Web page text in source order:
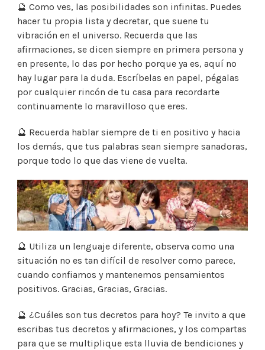
🔮 Como ves, las posibilidades son infinitas. Puedes
hacer tu propia lista y decretar, que suene tu
vibración en el universo. Recuerda que las
afirmaciones, se dicen siempre en primera persona y
en presente, lo das por hecho porque ya es, aquí no
hay lugar para la duda. Escríbelas en papel, pégalas
por cualquier rincón de tu casa para recordarte
continuamente lo maravilloso que eres.
🔮 Recuerda hablar siempre de ti en positivo y hacia
los demás, que tus palabras sean siempre sanadoras,
porque todo lo que das viene de vuelta.
🔮 Utiliza un lenguaje diferente, observa como una
situación no es tan difícil de resolver como parece,
cuando confiamos y mantenemos pensamientos
positivos. Gracias, Gracias, Gracias.
🔮 ¿Cuáles son tus decretos para hoy? Te invito a que
escribas tus decretos y afirmaciones, y los compartas
para que se multiplique esta lluvia de bendiciones y